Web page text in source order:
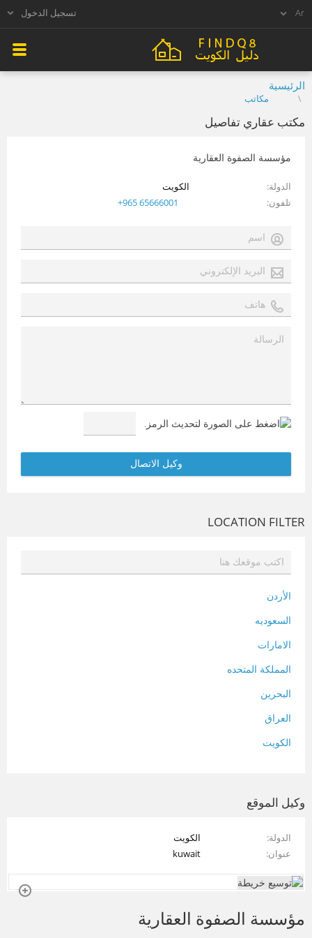
تسجيل الدخول
الرئيسية
مكاتب
مكتب عقاري تفاصيل
مؤسسة الصفوة العقارية
الدولة
الكويت
تلفون
+965 65666001
LOCATION FILTER
الأردن
السعوديه
الامارات
المملكة المتحده
البحرين
العراق
الكويت
فلسطين
سوريا
تونس
وكيل الموقع
الدولة
الكويت
عنوان
kuwait
مؤسسة الصفوة العقارية